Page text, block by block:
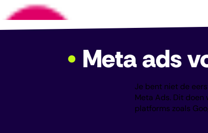
• Metaads
Je bent niet de
Meta Ads. Dit doen
platforms zoals